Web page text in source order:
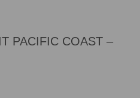
PACIFIC COAST –